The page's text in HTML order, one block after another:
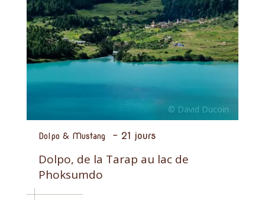
Dolpo & Mustang - 21 jours
Dolpo, de la Tarap au lac de
Phoksumdo